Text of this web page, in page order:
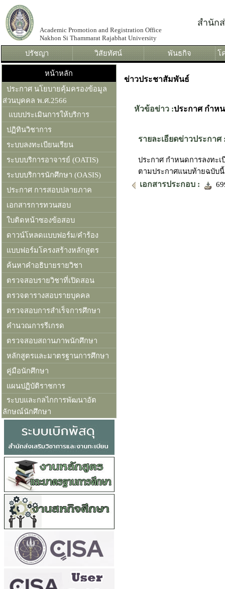
Academic Promotion and Registration Office
Nakhon Si Thammarat Rajabhat University
สำนัก
ปรัชญา วิสัยทัศน์ พันธกิจ โ
หน้าหลัก
ประกาศ นโยบายคุ้มครองข้อมูล
ส่วนบุคคล พ.ศ.2566
แบบประเมินการให้บริการ
ปฏิทินวิชาการ
ระบบลงทะเบียนเรียน
ระบบบริการอาจารย์ (OATIS)
ระบบบริการนักศึกษา (OASIS)
ประกาศ การสอบปลายภาค
เอกสารการทวนสอบ
ใบติดหน้าซองข้อสอบ
ดาวน์โหลดแบบฟอร์ม/คำร้อง
แบบฟอร์มโครงสร้างหลักสูตร
ค้นหาคำอธิบายรายวิชา
ตรวจสอบรายวิชาที่เปิดสอน
ตรวจตารางสอบรายบุคคล
ตรวจสอบการสำเร็จการศึกษา
คำนวณการรีเกรด
ตรวจสอบสถานภาพนักศึกษา
หลักสูตรและมาตรฐานการศึกษา
คู่มือนักศึกษา
แผนปฏิบัติราชการ
ระบบและกลไกการพัฒนาอัต
ลักษณ์นักศึกษา
ข่าวประชาสัมพันธ์
หัวข้อข่าว :ประกาศ กำห
รายละเอียดข่าวประกาศ
ประกาศ กำหนดการลงทะ
ตามประกาศแนบท้ายฉบับนี้
เอกสารประกอบ :